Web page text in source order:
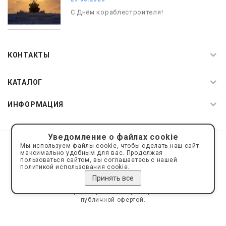
С Днём кораблестроителя!
КОНТАКТЫ
КАТАЛОГ
ИНФОРМАЦИЯ
© 2019—2026 Интернет пространство АкваРос
sale@a-ros.ru
Политика конфиденциальности
Политика обработки персональных данных
Сайт носит информационный характер и не является
публичной офертой.
Уведомление о файлах cookie
Мы используем файлы cookie, чтобы сделать наш сайт
максимально удобным для вас. Продолжая
пользоваться сайтом, вы соглашаетесь с нашей
политикой использования cookie.
Принять все